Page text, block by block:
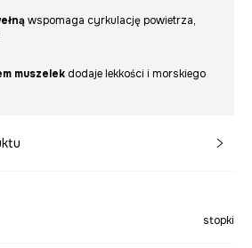
wspomaga cyrkulację powietrza,
muszelek dodaje lekkości i morskiego
stopki